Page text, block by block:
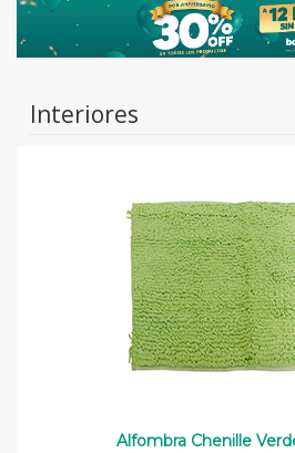
Interiores
Alfombra Chenille